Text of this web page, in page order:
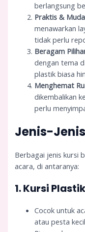
berlangsung
Praktis &
menawarkan
tidak perlu
Beragam
dengan tema
plastik biasa
Menghemat
dikembalikan
perlu
Jenis-
Berbagai jenis kursi
acara, di antaranya:
1. Kursi Plastik
Cocok untuk
atau pesta